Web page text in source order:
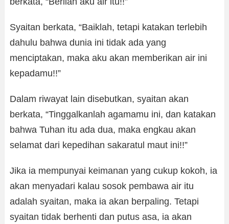
Syaitan berkata, “Baiklah, tetapi katakan terlebih
dahulu bahwa dunia ini tidak ada yang
menciptakan, maka aku akan memberikan air ini
kepadamu!!”
Dalam riwayat lain disebutkan, syaitan akan
berkata, “Tinggalkanlah agamamu ini, dan katakan
bahwa Tuhan itu ada dua, maka engkau akan
selamat dari kepedihan sakaratul maut ini!!”
Jika ia mempunyai keimanan yang cukup kokoh, ia
akan menyadari kalau sosok pembawa air itu
adalah syaitan, maka ia akan berpaling. Tetapi
syaitan tidak berhenti dan putus asa, ia akan